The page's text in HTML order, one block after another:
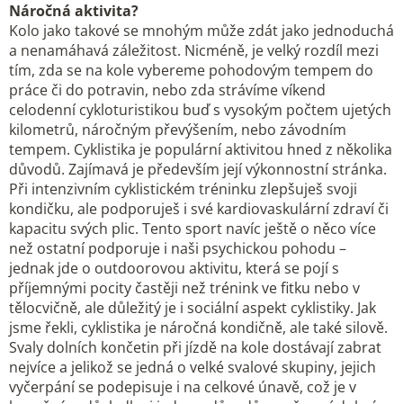
Náročná aktivita?
Kolo jako takové se mnohým může zdát jako jednoduchá
a nenamáhavá záležitost. Nicméně, je velký rozdíl mezi
tím, zda se na kole vybereme pohodovým tempem do
práce či do potravin, nebo zda strávíme víkend
celodenní cykloturistikou buď s vysokým počtem ujetých
kilometrů, náročným převýšením, nebo závodním
tempem. Cyklistika je populární aktivitou hned z několika
důvodů. Zajímavá je především její výkonnostní stránka.
Při intenzivním cyklistickém tréninku zlepšuješ svoji
kondičku, ale podporuješ i své kardiovaskulární zdraví či
kapacitu svých plic. Tento sport navíc ještě o něco více
než ostatní podporuje i naši psychickou pohodu –
jednak jde o outdoorovou aktivitu, která se pojí s
příjemnými pocity častěji než trénink ve fitku nebo v
tělocvičně, ale důležitý je i sociální aspekt cyklistiky. Jak
jsme řekli, cyklistika je náročná kondičně, ale také silově.
Svaly dolních končetin při jízdě na kole dostávají zabrat
nejvíce a jelikož se jedná o velké svalové skupiny, jejich
vyčerpání se podepisuje i na celkové únavě, což je v